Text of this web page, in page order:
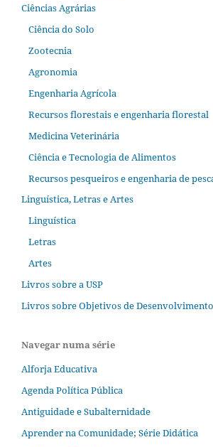
Ciências Agrárias
Ciência do Solo
Zootecnia
Agronomia
Engenharia Agrícola
Recursos florestais e engenharia florestal
Medicina Veterinária
Ciência e Tecnologia de Alimentos
Recursos pesqueiros e engenharia de
Linguística, Letras e Artes
Linguística
Letras
Artes
Livros sobre a USP
Livros sobre Objetivos de
Navegar numa série
Alforja Educativa
Agenda Política Pública
Antiguidade e Subalternidade
Aprender na Comunidade; Série Didática